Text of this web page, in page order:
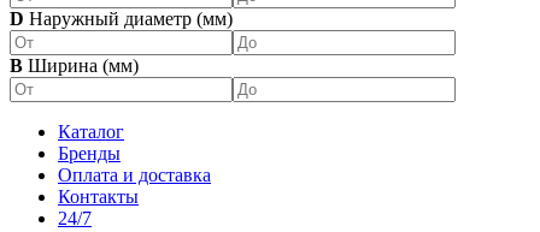
D Наружный диаметр (мм)
B Ширина (мм)
Каталог
Бренды
Оплата и доставка
Контакты
24/7